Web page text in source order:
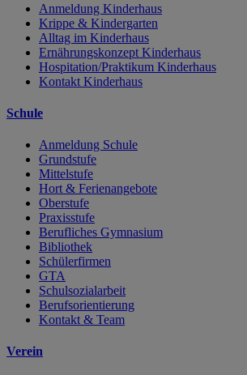
Anmeldung Kinderhaus
Krippe & Kindergarten
Alltag im Kinderhaus
Ernährungskonzept Kinderhaus
Hospitation/Praktikum Kinderhaus
Kontakt Kinderhaus
Schule
Anmeldung Schule
Grundstufe
Mittelstufe
Hort & Ferienangebote
Oberstufe
Praxisstufe
Berufliches Gymnasium
Bibliothek
Schülerfirmen
GTA
Schulsozialarbeit
Berufsorientierung
Kontakt & Team
Verein